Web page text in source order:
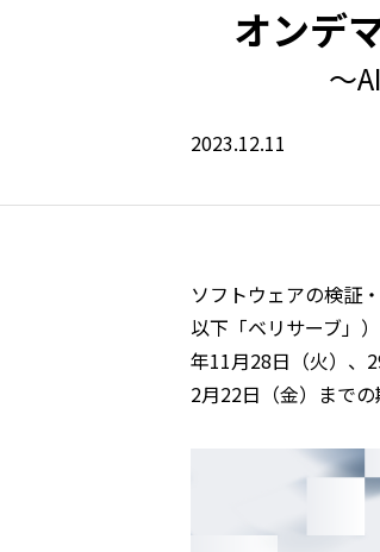
オンデ
～
2023.12.11
ソフトウェアの検証
以下「ベリサーブ」
年11月28日（火）、
2月22日（金）までの